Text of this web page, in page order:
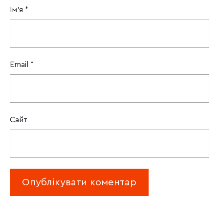
Ім'я *
Email *
Сайт